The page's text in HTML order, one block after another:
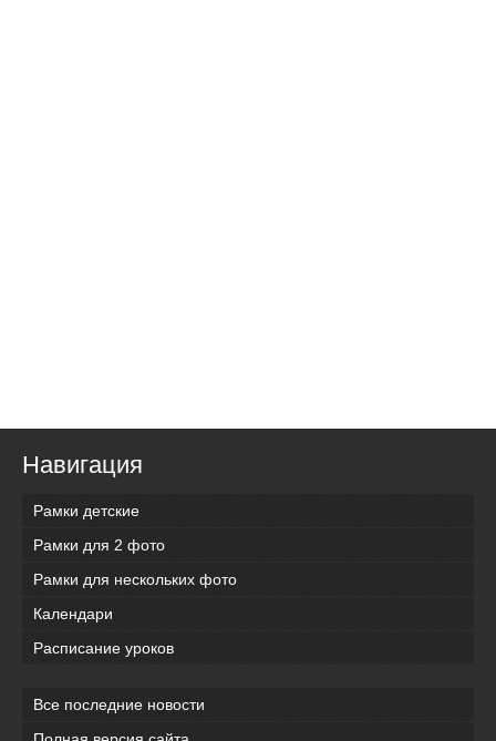
Навигация
Рамки детские
Рамки для 2 фото
Рамки для нескольких фото
Календари
Расписание уроков
Все последние новости